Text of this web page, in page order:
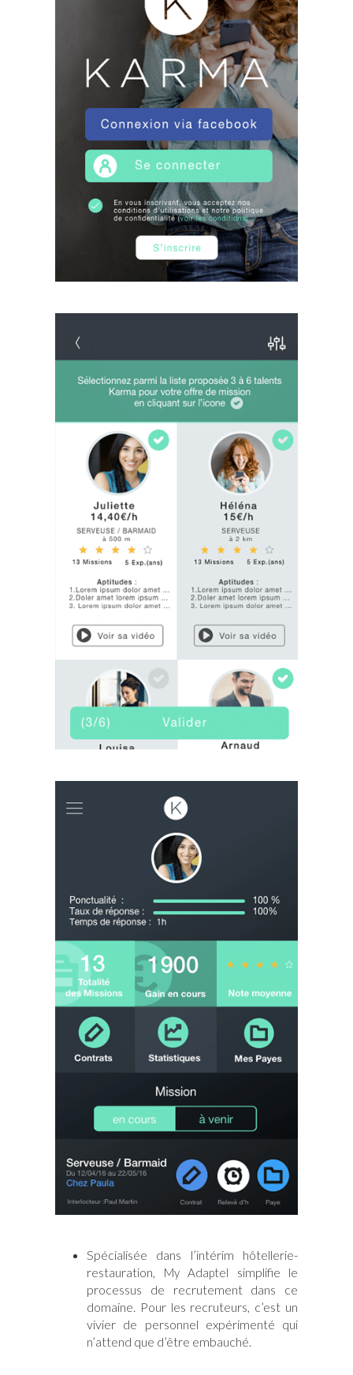
Spécialisée dans l’intérim hôtellerie-
restauration,
My Adaptel simplifie le
processus de recrutement dans ce
domaine. Pour les recruteurs, c’est un
vivier de personnel expérimenté qui
n’attend que d’être embauché.